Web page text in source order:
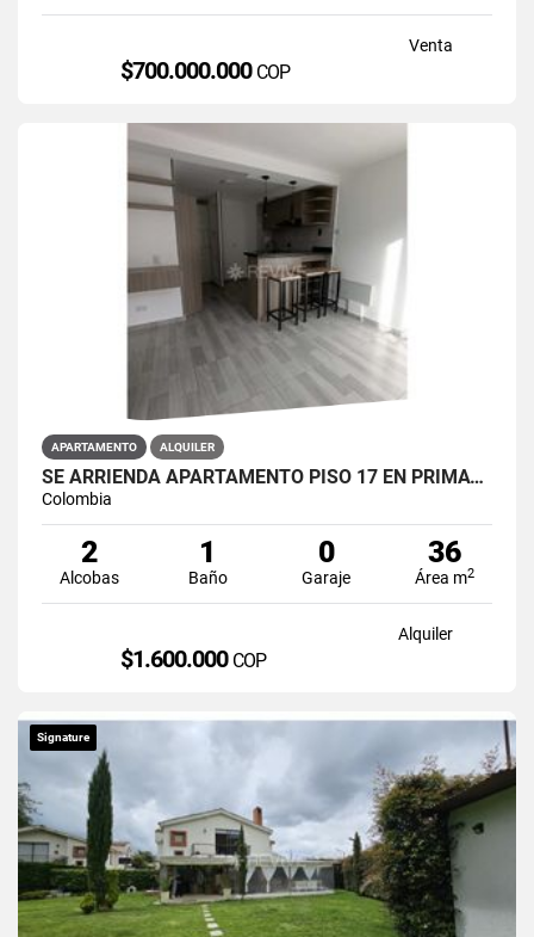
Venta
$700.000.000 COP
APARTAMENTO ALQUILER
SE ARRIENDA APARTAMENTO PISO 17 EN PRIMAVERA 6-39 PUENTE ARANDA
Colombia
2
Alcobas
1
Baño
0
Garaje
36
Área m2
Alquiler
$1.600.000 COP
Signature